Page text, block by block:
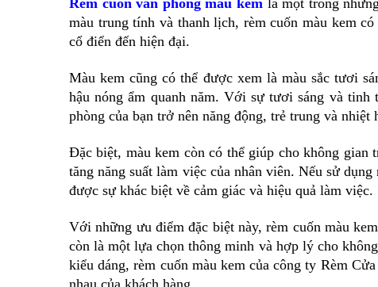
Rèm cuốn văn phòng màu kemlà một trong
màu trung tính và thanh lịch, rèm cuốn màu kem
cổ điển đến hiện đại.
Màu kem cũng có thể được xem là màu sắc tươi
hậu nóng ẩm quanh năm. Với sự tươi sáng và tinh
phòng của bạn trở nên năng động, trẻ trung và nhiệt
Đặc biệt, màu kem còn có thể giúp cho không
tăng năng suất làm việc của nhân viên. Nếu sử
được sự khác biệt về cảm giác và hiệu quả làm việc.
Với những ưu điểm đặc biệt này, rèm cuốn màu
còn là một lựa chọn thông minh và hợp lý cho
kiểu dáng, rèm cuốn màu kem của công ty Rèm
nhau của khách hàng.